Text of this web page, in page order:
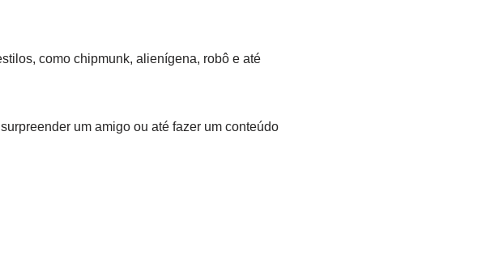
como chipmunk, alienígena, robô e até
um amigo ou até fazer um conteúdo